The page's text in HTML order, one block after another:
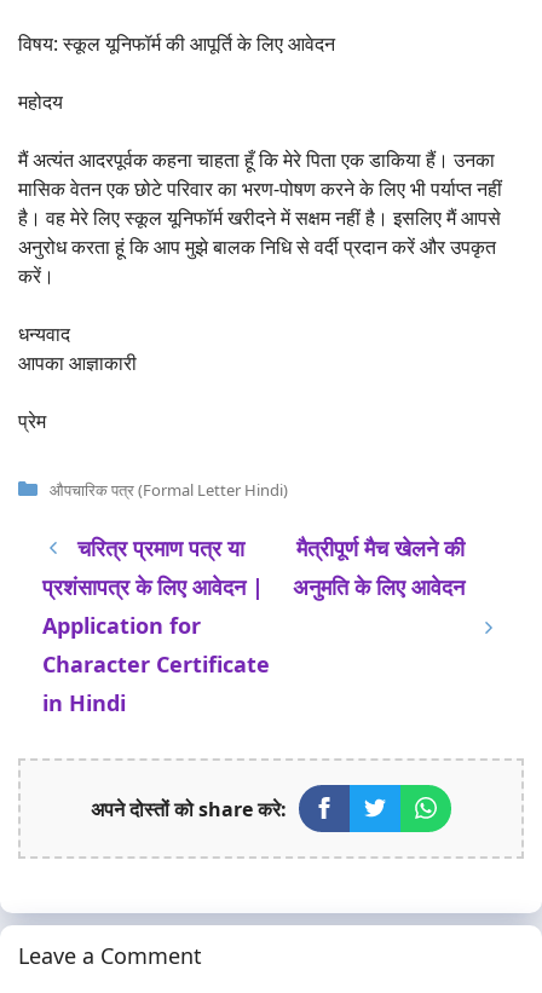
विषय: स्कूल यूनिफॉर्म की आपूर्ति के लिए आवेदन
महोदय
मैं अत्यंत आदरपूर्वक कहना चाहता हूँ कि मेरे पिता एक डाकिया हैं। उनका
मासिक वेतन एक छोटे परिवार का भरण-पोषण करने के लिए भी पर्याप्त नहीं
है। वह मेरे लिए स्कूल यूनिफॉर्म खरीदने में सक्षम नहीं है। इसलिए मैं आपसे
अनुरोध करता हूं कि आप मुझे बालक निधि से वर्दी प्रदान करें और उपकृत
करें।
धन्यवाद
आपका आज्ञाकारी
प्रेम
Categories
औपचारिक पत्र (Formal Letter Hindi)
चरित्र प्रमाण पत्र या
प्रशंसापत्र के लिए आवेदन |
Application for
Character Certificate
in Hindi
मैत्रीपूर्ण मैच खेलने की
अनुमति के लिए आवेदन
अपने दोस्तों को share करे:
Leave a Comment